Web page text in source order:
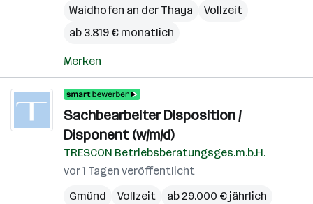
Waidhofen an der Thaya
Vollzeit
ab 3.819 € monatlich
Merken
Sachbearbeiter Disposition /
Disponent (w/m/d)
TRESCON Betriebsberatungsges.m.b.H.
vor 1 Tagen veröffentlicht
Gmünd
Vollzeit ab 29.000 € jährlich